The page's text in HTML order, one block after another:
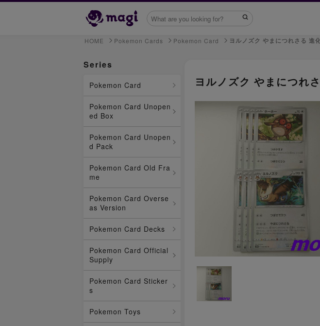
HOME Pokemon Cards Pokemon Card ヨルノズク やまにつれさる 進
Series
Pokemon Card
Pokemon Card Unopen
ed Box
Pokemon Card Unopen
d Pack
Pokemon Card Old Fra
me
Pokemon Card Overse
as Version
Pokemon Card Decks
Pokemon Card Official
Supply
Pokemon Card Sticker
s
Pokemon Toys
ヨルノズク やまにつれ